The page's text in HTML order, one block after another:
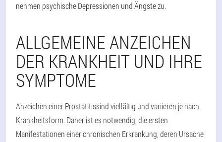
nehmen psychische Depressionen und Ängste zu.
ALLGEMEINE ANZEICHEN
DER KRANKHEIT UND IHRE
SYMPTOME
Anzeichen einer Prostatitissind vielfältig und variieren je nach
Krankheitsform. Daher ist es notwendig, die ersten
Manifestationen einer chronischen Erkrankung, deren Ursache